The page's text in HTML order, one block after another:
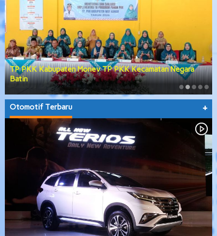
TP PKK Kabupaten Monev TP PKK Kecamatan Negara
Batin
Otomotif Terbaru +